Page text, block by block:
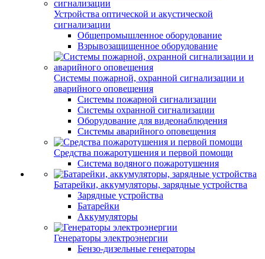
Устройства оптической и акустической
сигнализации
Общепромышленное оборудование
Взрывозащищенное оборудование
Системы пожарной, охранной сигнализации и
аварийного оповещения
Системы пожарной сигнализации
Системы охранной сигнализации
Оборудование для видеонаблюдения
Системы аварийного оповещения
Средства пожаротушения и первой помощи
Система водяного пожаротушения
Батарейки, аккумуляторы, зарядные устройства
Зарядные устройства
Батарейки
Аккумуляторы
Генераторы электроэнергии
Бензо-дизельные генераторы